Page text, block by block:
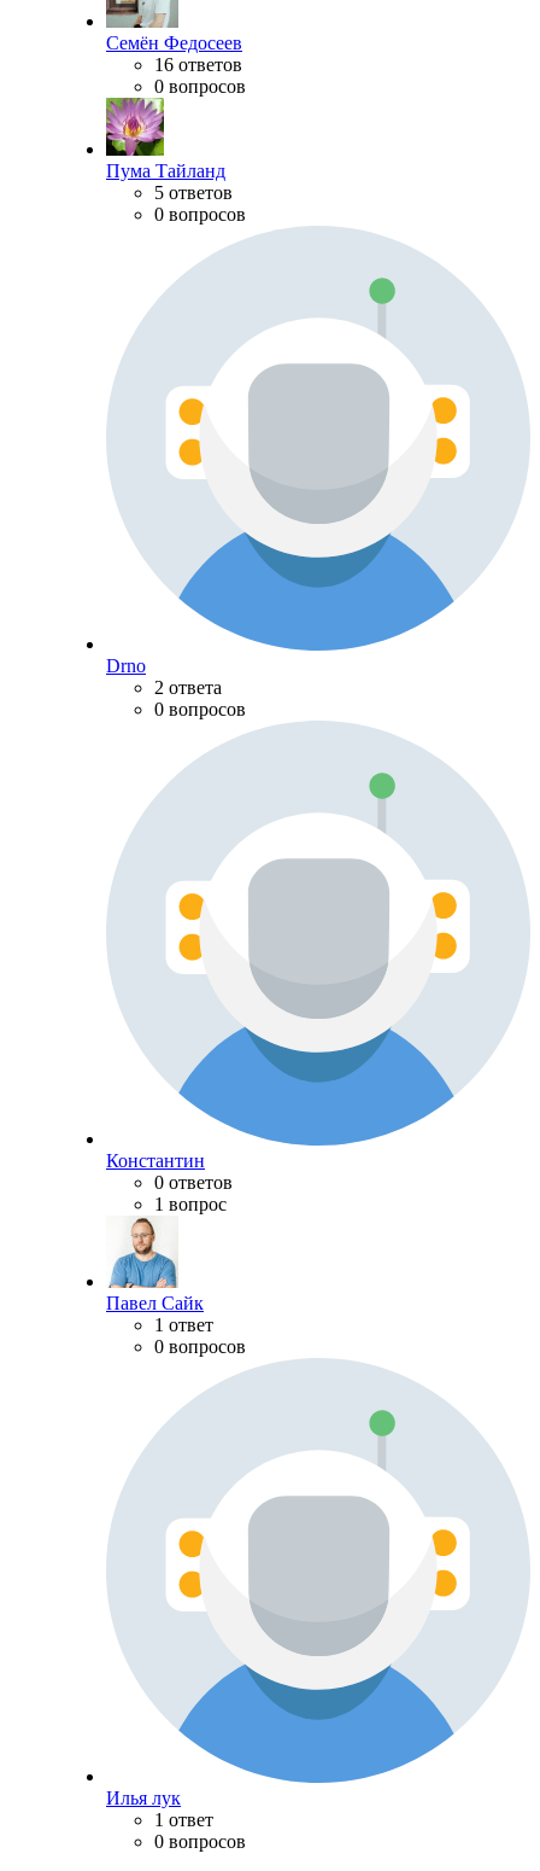
Семён Федосеев
16 ответов
0 вопросов
Пума Тайланд
5 ответов
0 вопросов
Drno
2 ответа
0 вопросов
Константин
0 ответов
1 вопрос
Павел Сайк
1 ответ
0 вопросов
Илья лук
1 ответ
0 вопросов